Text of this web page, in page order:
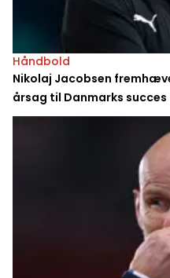
Håndbold
Nikolaj Jacobsen
årsag til Danmarks succes